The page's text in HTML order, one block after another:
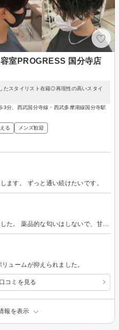
室PROGRESS 国分寺店
たスタイリスト在籍◎再現性の高いスタイ
分、西武国分寺線・西武多摩湖線国分寺駅
る メンズ歓迎
ます。 ずっと通い続けたいです。
くせ毛が危機的にサラサラになりました。 薬品的な匂いはしないで、甘い匂いがずっと残ります。 満足です。
ュームが抑えられました。
コミを見る
報を表示